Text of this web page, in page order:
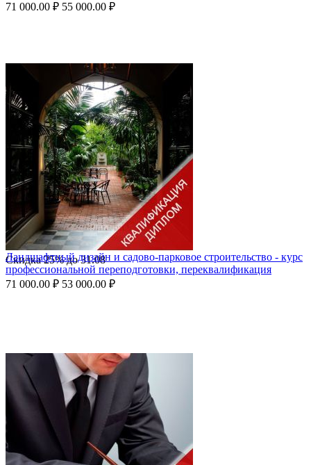
71 000.00 ₽ 55 000.00 ₽
Скидка25%до31.08
Ландшафтный дизайн и садово-парковое строительство - курс
профессиональной переподготовки, переквалификация
71 000.00 ₽ 53 000.00 ₽